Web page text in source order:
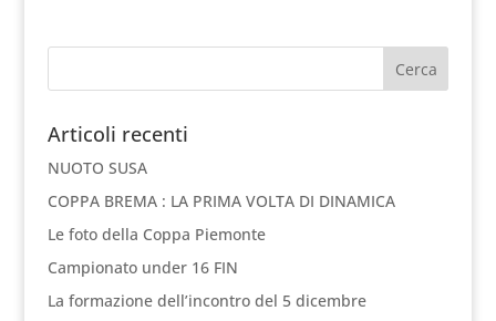
Articoli recenti
NUOTO SUSA
COPPA BREMA : LA PRIMA VOLTA DI DINAMICA
Le foto della Coppa Piemonte
Campionato under 16 FIN
La formazione dell’incontro del 5 dicembre